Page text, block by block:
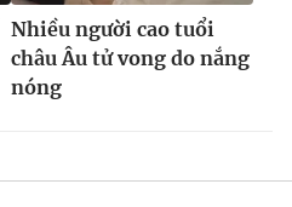
Nhiều người cao tuổi
châu Âu tử vong do nắng
nóng